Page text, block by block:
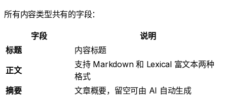
所有内容类型共有的字段：
字段
说明
标题
内容标题
正文
支持 Markdown 和 Lexical 富文本两种
格式
摘要
文章概要，留空可由 AI 自动生成